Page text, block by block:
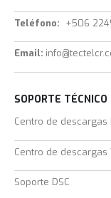
Teléfono: +506
Email:
SOPORTE TÉCNICO
Centro de descargas
Centro de descargas
Soporte DSC